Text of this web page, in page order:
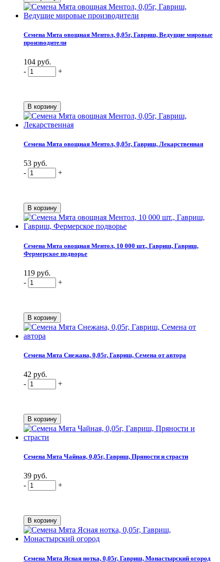
Семена Мята овощная Ментол, 0,05г, Гавриш, Ведущие мировые
производители
104 руб.
-
+
Семена Мята овощная Ментол, 0,05г, Гавриш, Лекарственная
53 руб.
-
+
Семена Мята овощная Ментол, 10 000 шт., Гавриш, Гавриш,
Фермерское подворье
119 руб.
-
+
Семена Мята Снежана, 0,05г, Гавриш, Семена от автора
42 руб.
-
+
Семена Мята Чайная, 0,05г, Гавриш, Пряности и страсти
39 руб.
-
+
Семена Мята Ясная нотка, 0,05г, Гавриш, Монастырский огород